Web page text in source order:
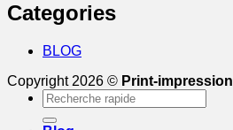
Categories
BLOG
Copyright 2026 © Print-impression
Recherche
pour :